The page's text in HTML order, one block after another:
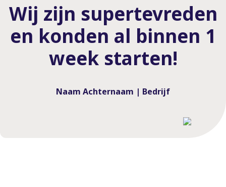
Wij zijn supertevreden
en konden al binnen 1
week starten!
Naam Achternaam | Bedrijf